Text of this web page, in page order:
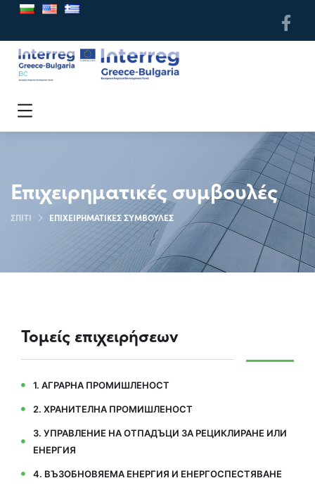
Επιχειρηματικές συμβουλές
ΣΠΊΤΙ ΕΠΙΧΕΙΡΗΜΑΤΙΚΈΣ ΣΥΜΒΟΥΛΈΣ
Τομείς επιχειρήσεων
1. АГРАРНА ПРОМИШЛЕНОСТ
2. ХРАНИТЕЛНА ПРОМИШЛЕНОСТ
3. УПРАВЛЕНИЕ НА ОТПАДЪЦИ ЗА РЕЦИКЛИРАНЕ ИЛИ
ЕНЕРГИЯ
4. ВЪЗОБНОВЯЕМА ЕНЕРГИЯ И ЕНЕРГОСПЕСТЯВАНЕ